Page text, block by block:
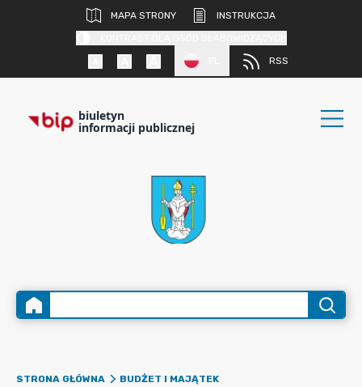
MAPA STRONY
INSTRUKCJA
RSS
biuletyn
informacji publicznej
STRONA GŁÓWNA
BUDŻET I MAJĄTEK